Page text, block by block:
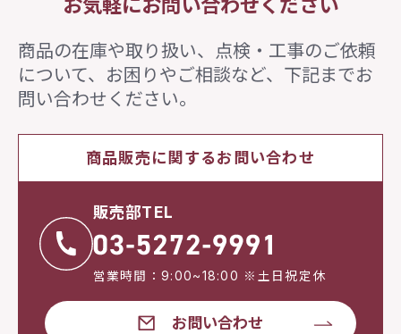
商品の在庫や取り扱い、点検・工事のご依頼
について、 お困りやご相談など、下記までお
問い合わせください。
商品販売に関するお問い合わせ
販売部TEL
営業時間：9:00~18:00 ※土日祝定休
お問い合わせ